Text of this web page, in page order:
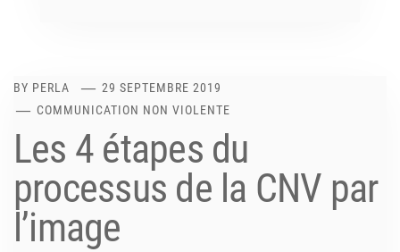
BY PERLA
29 SEPTEMBRE 2019
COMMUNICATION NON VIOLENTE
Les 4 étapes du
processus de la CNV par
l’image